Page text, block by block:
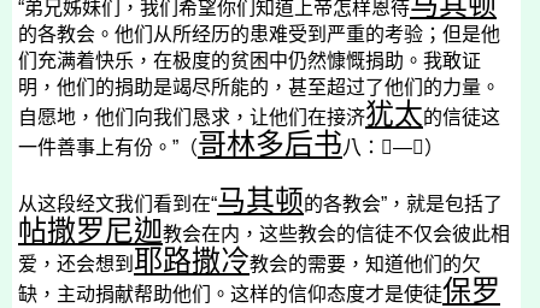
“弟兄姊妹们，我们希望你们知道上帝怎样恩待
的各教会。他们从所经历的患难受到严重的考验；但是他
们充满着快乐，在极度的贫困中仍然慷慨捐助。我敢证
明，他们的捐助是竭尽所能的，甚至超过了他们的力量。
自愿地，他们向我们恳求，让他们在接济犹太的信徒这
一件善事上有份。”（哥林多后书八： —）
从这段经文我们看到在“马其顿的各教会”，就是包括了
帖撒罗尼迦教会在内，这些教会的信徒不仅会彼此相
爱，还会想到 耶路撒冷教会的需要，知道他们的欠
缺，主动捐献帮助他们。这样的信仰态度才是使徒保罗